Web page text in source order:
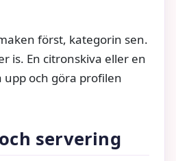
först, kategorin sen.
is. En citronskiva eller en
och göra profilen
servering